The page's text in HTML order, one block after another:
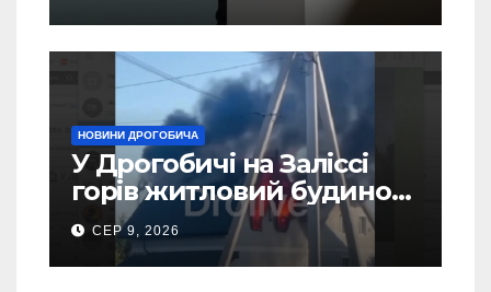
SOCIS
НОВИНИ ДРОГОБИЧА
У Дрогобичі на Заліссі
горів житловий будинок
(Відео)
СЕР 9, 2026